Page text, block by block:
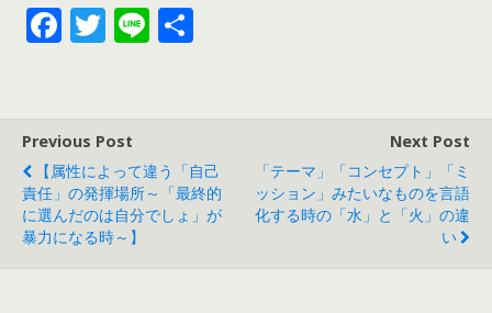
F
b
o
o
k
T
er
Li
Previous Post
【属性によって違う「自己
責任」の発揮場所～「最終的
に選んだのは自分でしょ」が
暴力になる時～】
Next Post
「テーマ」「コンセプト」「ミ
ッション」みたいなものを言語
化する時の「水」と「火」の違
い